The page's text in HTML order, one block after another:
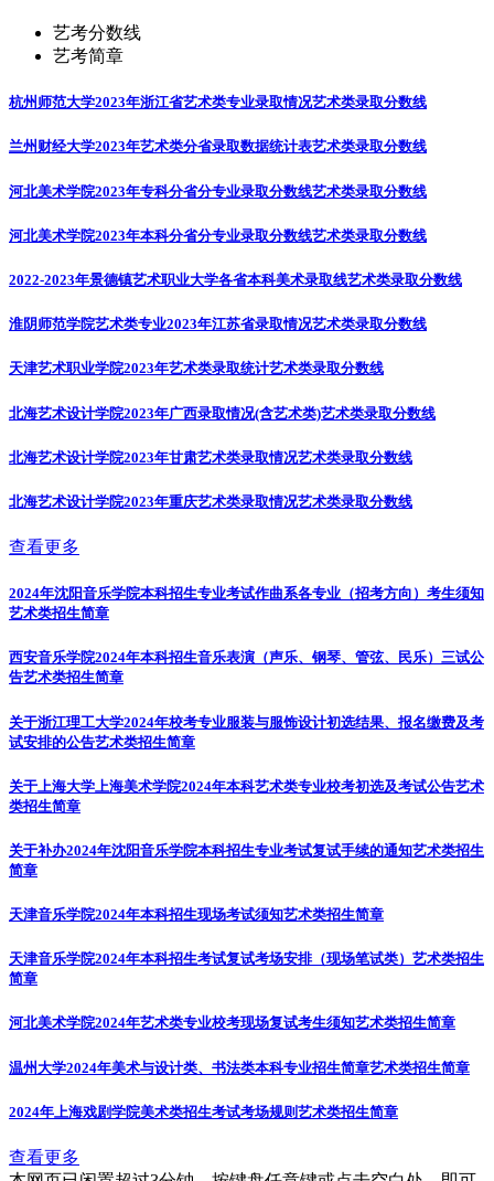
艺考分数线
艺考简章
杭州师范大学2023年浙江省艺术类专业录取情况艺术类录取分数线
兰州财经大学2023年艺术类分省录取数据统计表艺术类录取分数线
河北美术学院2023年专科分省分专业录取分数线艺术类录取分数线
河北美术学院2023年本科分省分专业录取分数线艺术类录取分数线
2022-2023年景德镇艺术职业大学各省本科美术录取线艺术类录取分数线
淮阴师范学院艺术类专业2023年江苏省录取情况艺术类录取分数线
天津艺术职业学院2023年艺术类录取统计艺术类录取分数线
北海艺术设计学院2023年广西录取情况(含艺术类)艺术类录取分数线
北海艺术设计学院2023年甘肃艺术类录取情况艺术类录取分数线
北海艺术设计学院2023年重庆艺术类录取情况艺术类录取分数线
查看更多
2024年沈阳音乐学院本科招生专业考试作曲系各专业（招考方向）考生须知
艺术类招生简章
西安音乐学院2024年本科招生音乐表演（声乐、钢琴、管弦、民乐）三试公
告艺术类招生简章
关于浙江理工大学2024年校考专业服装与服饰设计初选结果、报名缴费及考
试安排的公告艺术类招生简章
关于上海大学上海美术学院2024年本科艺术类专业校考初选及考试公告艺术
类招生简章
关于补办2024年沈阳音乐学院本科招生专业考试复试手续的通知艺术类招生
简章
天津音乐学院2024年本科招生现场考试须知艺术类招生简章
天津音乐学院2024年本科招生考试复试考场安排（现场笔试类） 艺术类招生
简章
河北美术学院2024年艺术类专业校考现场复试考生须知艺术类招生简章
温州大学2024年美术与设计类、书法类本科专业招生简章艺术类招生简章
2024年上海戏剧学院美术类招生考试考场规则艺术类招生简章
查看更多